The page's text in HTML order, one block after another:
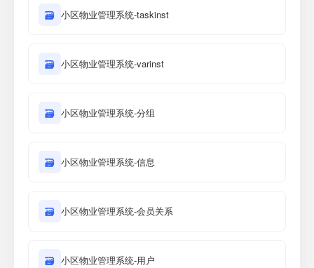
🗃 小区物业管理系统-taskinst
🗃 小区物业管理系统-varinst
🗃 小区物业管理系统-分组
🗃 小区物业管理系统-信息
🗃 小区物业管理系统-会员关系
🗃 小区物业管理系统-用户